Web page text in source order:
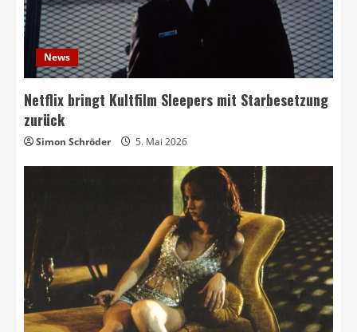
News
Netflix bringt Kultfilm Sleepers mit Starbesetzung
zurück
Simon Schröder 5. Mai 2026